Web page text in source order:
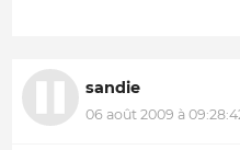
sandie
06 août 2009 à